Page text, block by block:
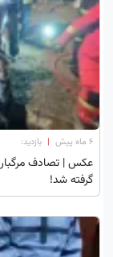
۶ ماه پیش | بازدید:
عکس | تصادف مرگبار
گرفته شد!